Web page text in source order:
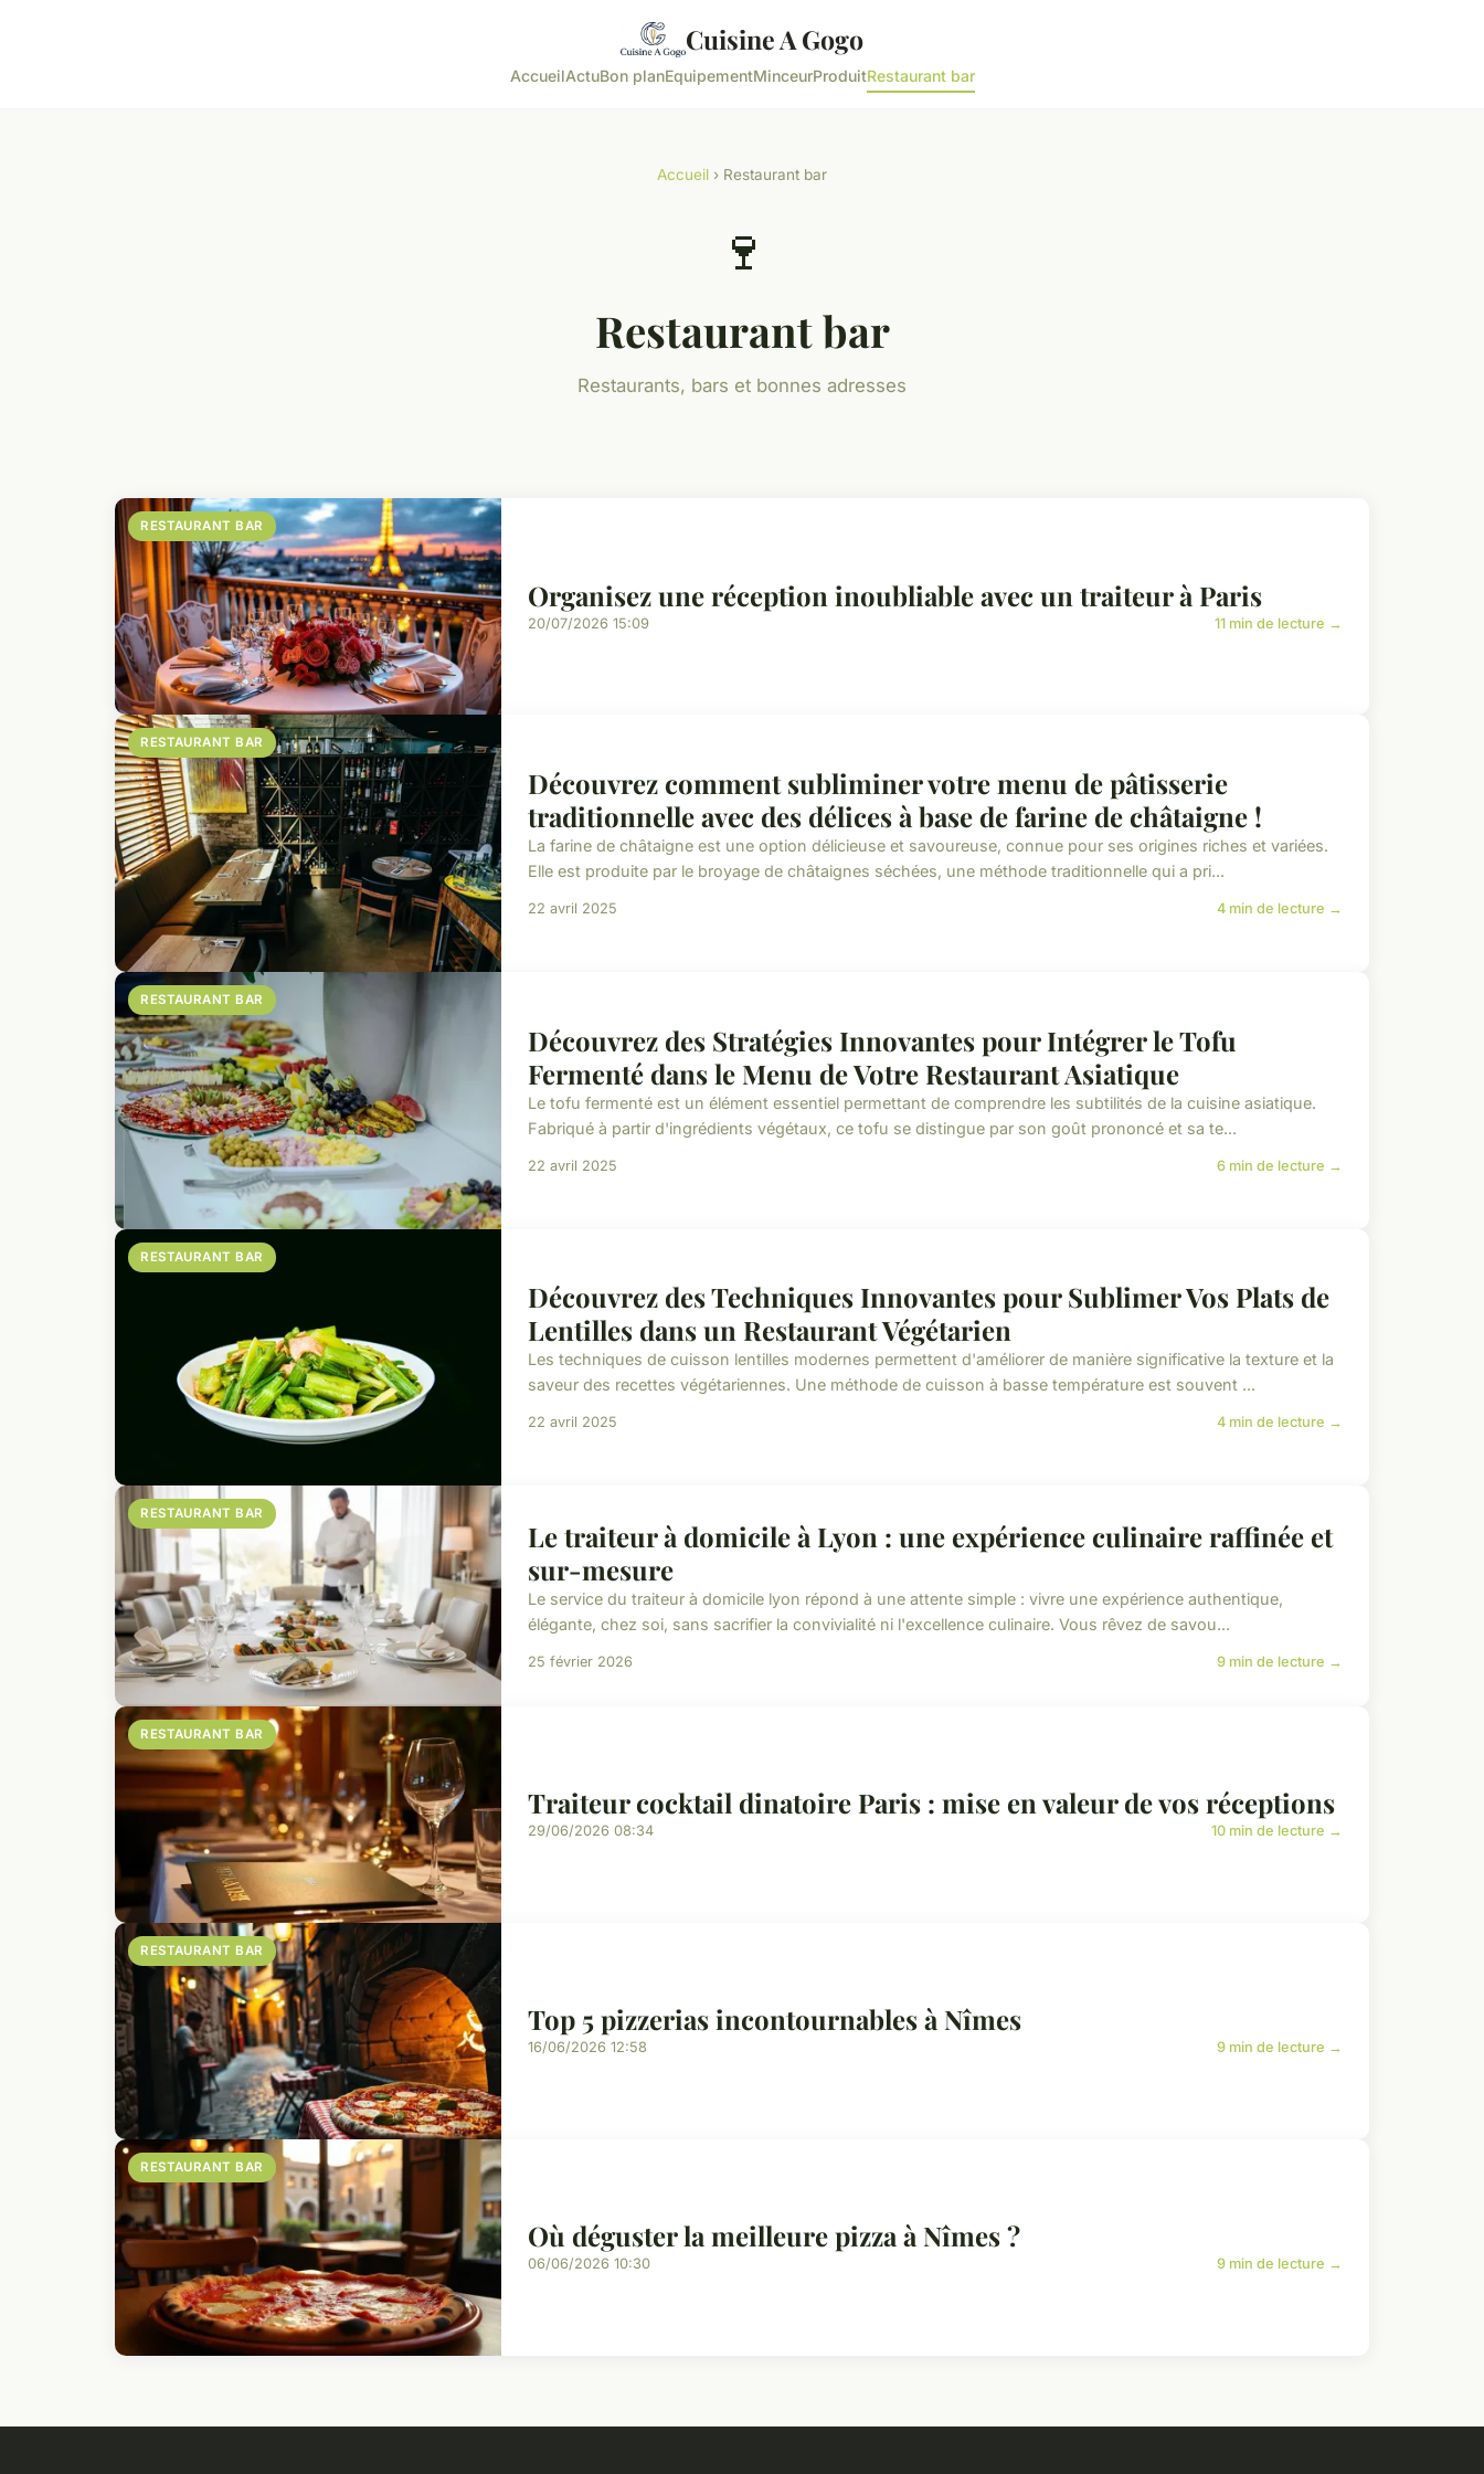
Cuisine A Gogo
AccueilActuBon planEquipementMinceurProduitRestaurant bar
Accueil › Restaurant bar
🍷
Restaurant bar
Restaurants, bars et bonnes adresses
RESTAURANT BAR
Organisez une réception inoubliable avec un traiteur à Paris
20/07/2026 15:09 11 min de lecture →
RESTAURANT BAR
Découvrez comment subliminer votre menu de pâtisserie
traditionnelle avec des délices à base de farine de châtaigne !
La farine de châtaigne est une option délicieuse et savoureuse, connue pour ses origines riches et variées.
Elle est produite par le broyage de châtaignes séchées, une méthode traditionnelle qui a pri...
22 avril 2025 4 min de lecture →
RESTAURANT BAR
Découvrez des Stratégies Innovantes pour Intégrer le Tofu
Fermenté dans le Menu de Votre Restaurant Asiatique
Le tofu fermenté est un élément essentiel permettant de comprendre les subtilités de la cuisine asiatique.
Fabriqué à partir d'ingrédients végétaux, ce tofu se distingue par son goût prononcé et sa te...
22 avril 2025 6 min de lecture →
RESTAURANT BAR
Découvrez des Techniques Innovantes pour Sublimer Vos Plats de
Lentilles dans un Restaurant Végétarien
Les techniques de cuisson lentilles modernes permettent d'améliorer de manière significative la texture et la
saveur des recettes végétariennes. Une méthode de cuisson à basse température est souvent ...
22 avril 2025 4 min de lecture →
RESTAURANT BAR
Le traiteur à domicile à Lyon : une expérience culinaire raffinée et
sur-mesure
Le service du traiteur à domicile lyon répond à une attente simple : vivre une expérience authentique,
élégante, chez soi, sans sacrifier la convivialité ni l'excellence culinaire. Vous rêvez de savou...
25 février 2026 9 min de lecture →
RESTAURANT BAR
Traiteur cocktail dinatoire Paris : mise en valeur de vos réceptions
29/06/2026 08:34 10 min de lecture →
RESTAURANT BAR
Top 5 pizzerias incontournables à Nîmes
16/06/2026 12:58 9 min de lecture →
RESTAURANT BAR
Où déguster la meilleure pizza à Nîmes ?
06/06/2026 10:30 9 min de lecture →